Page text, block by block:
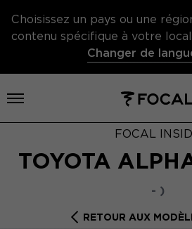
Choisissez un pays ou une
contenu spécifique à votre
Changer de
Ouvrir le menu
FOCAL
TOYOTA
- )
RETOUR AUX